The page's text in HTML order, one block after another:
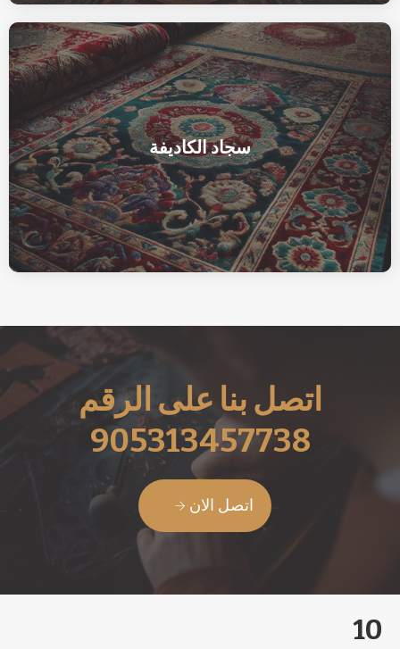
سجاد الكاديفة
اتصل بنا على الرقم
905313457738
اتصل الان
10